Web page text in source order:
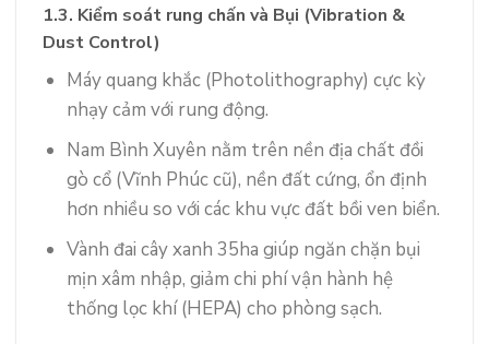
1.3. Kiểm soát rung chấn và Bụi (Vibration &
Dust Control)
Máy quang khắc (Photolithography) cực kỳ
nhạy cảm với rung động.
Nam Bình Xuyên nằm trên nền địa chất đồi
gò cổ (Vĩnh Phúc cũ), nền đất cứng, ổn định
hơn nhiều so với các khu vực đất bồi ven biển.
Vành đai cây xanh 35ha giúp ngăn chặn bụi
mịn xâm nhập, giảm chi phí vận hành hệ
thống lọc khí (HEPA) cho phòng sạch.